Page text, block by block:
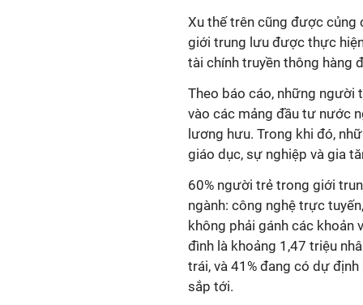
Xu thế trên cũng được
giới trung lưu được thực
tài chính truyền thông hàng
Theo báo cáo, những người
vào các mảng đầu tư nước
lương hưu. Trong khi đó,
giáo dục, sự nghiệp và gia
60% người trẻ trong giới
ngành: công nghệ trực
không phải gánh các khoản
đình là khoảng 1,47 triệu
trái, và 41% đang có dự
sắp tới.